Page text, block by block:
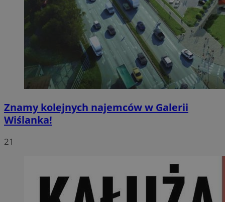
Znamy kolejnych najemców w Galerii
Wiślanka!
21